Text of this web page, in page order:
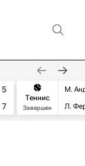
5
7
Теннис
Завершен
М.
Л.